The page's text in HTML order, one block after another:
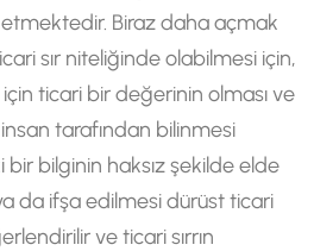
etmektedir. Biraz daha açmak
sır niteliğinde olabilmesi için,
ticari bir değerinin olması ve
tarafından bilinmesi
bilginin haksız şekilde elde
da ifşa edilmesi dürüst ticari
ve ticari sırrın